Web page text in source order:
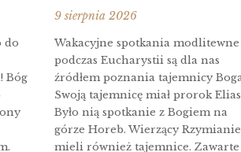
do
Bóg
9 sierpnia 2026
Wakacyjne spotkania modlitewne
podczas Eucharystii są dla nas
źródłem poznania tajemnicy
Swoją tajemnicę miał prorok
Było nią spotkanie z Bogiem na
górze Horeb. Wierzący Rzymianie
mieli również tajemnice. Zawarte